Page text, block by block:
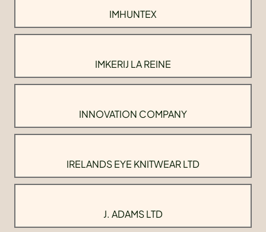
IMHUNTEX
IMKERIJ LA REINE
INNOVATION COMPANY
IRELANDS EYE KNITWEAR LTD
J. ADAMS LTD